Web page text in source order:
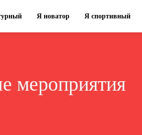
Я новатор Я спортивный
мероприятия